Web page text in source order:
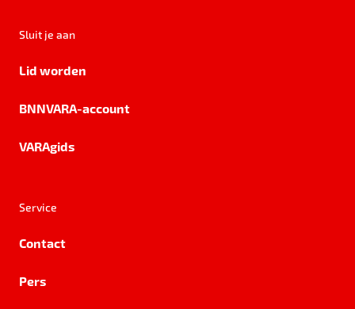
Sluit je aan
Lid worden
BNNVARA-account
VARAgids
Service
Contact
Pers